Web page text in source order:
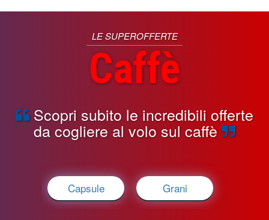
LE SUPEROFFERTE
Caffè
Scopri subito le incredibili offerte
da cogliere al volo sul caffè
Capsule Grani